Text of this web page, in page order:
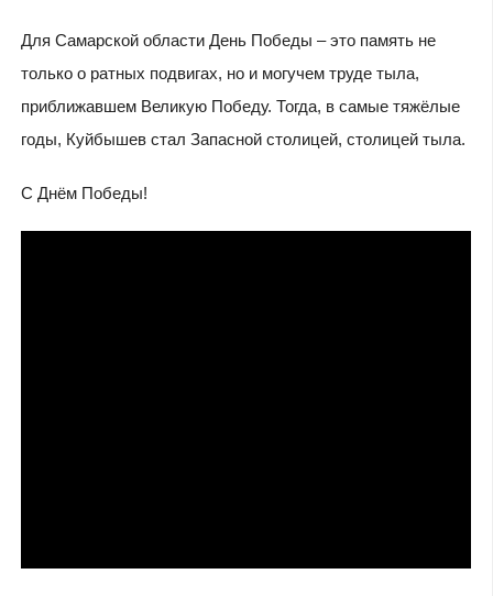
Для Самарской области День Победы – это память не
только о ратных подвигах, но и могучем труде тыла,
приближавшем Великую Победу. Тогда, в самые тяжёлые
годы, Куйбышев стал Запасной столицей, столицей тыла.
С Днём Победы!